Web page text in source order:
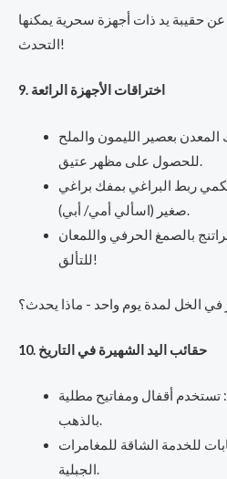
حقيبة يد ذات أجهزة سحرية يمكنها
التحدث!
9. اختراقات الأجهزة الرائعة
المعدن بعصير الليمون والملح
للحصول على مظهر عتيق.
ربط البراغي بمفك براغي
صغير (اسألي أمي/ أبي).
بالصمغ الحرفي واللمعان
للتألق!
في الخل لمدة يوم واحد - ماذا يحدث؟
10. حقائب اليد الشهيرة في التاريخ
: تستخدم أقفال ومفاتيح مطلية
بالذهب.
للخدمة الشاقة للمغامرات
الجبلية.